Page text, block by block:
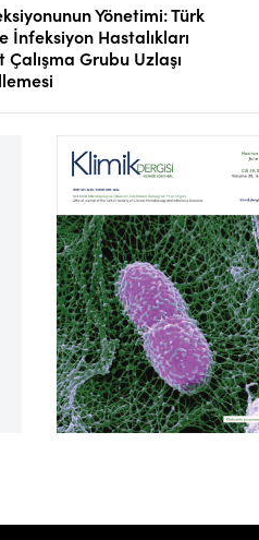
Yönetimi: Türk
İnfeksiyon Hastalıkları
Grubu Uzlaşı
Cilt 39, Sayı 2